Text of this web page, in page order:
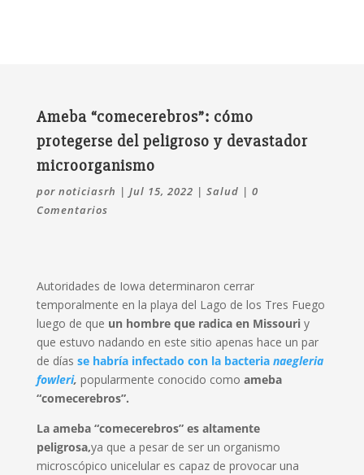
Ameba “comecerebros”: cómo
protegerse del peligroso y devastador
microorganismo
por noticiasrh | Jul 15, 2022 | Salud | 0
Comentarios
Autoridades de Iowa determinaron cerrar
temporalmente en la playa del Lago de los Tres Fuego
luego de que un hombre que radica en Missouriy
que estuvo nadando en este sitio apenas hace un par
de días se habría infectado con la bacteria naegleria
fowleri, popularmente conocido como ameba
“comecerebros”.
La ameba “comecerebros” es altamente
peligrosa,ya que a pesar de ser un organismo
microscópico unicelular es capaz de provocar una